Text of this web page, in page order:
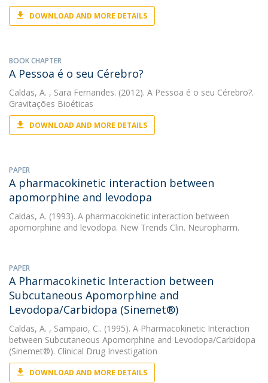
DOWNLOAD AND MORE DETAILS
BOOK CHAPTER
A Pessoa é o seu Cérebro?
Caldas, A. , Sara Fernandes. (2012). A Pessoa é o seu Cérebro?.
Gravitações Bioéticas
DOWNLOAD AND MORE DETAILS
PAPER
A pharmacokinetic interaction between
apomorphine and levodopa
Caldas, A. (1993). A pharmacokinetic interaction between
apomorphine and levodopa. New Trends Clin. Neuropharm.
PAPER
A Pharmacokinetic Interaction between
Subcutaneous Apomorphine and
Levodopa/Carbidopa (Sinemet®)
Caldas, A. , Sampaio, C.. (1995). A Pharmacokinetic Interaction
between Subcutaneous Apomorphine and Levodopa/Carbidopa
(Sinemet®). Clinical Drug Investigation
DOWNLOAD AND MORE DETAILS